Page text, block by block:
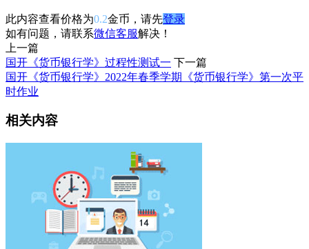
此内容查看价格为0.2金币，请先登录
如有问题，请联系微信客服解决！
上一篇
国开《货币银行学》过程性测试一 下一篇
国开《货币银行学》2022年春季学期《货币银行学》第一次平
时作业
相关内容